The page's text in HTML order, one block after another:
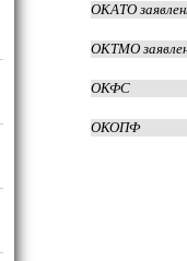
ОКАТО
ОКТМО
ОКФС
ОКОПФ